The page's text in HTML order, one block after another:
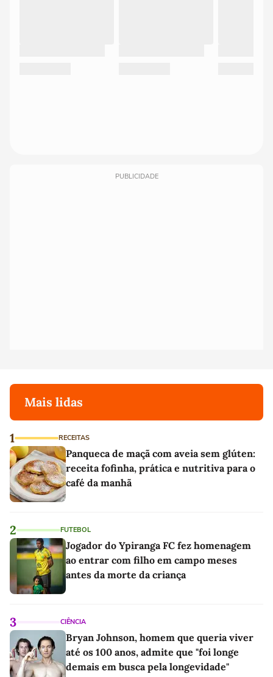
PUBLICIDADE
Mais lidas
1 RECEITAS
Panqueca de maçã com aveia sem glúten:
receita fofinha, prática e nutritiva para o
café da manhã
2 FUTEBOL
Jogador do Ypiranga FC fez homenagem
ao entrar com filho em campo meses
antes da morte da criança
3 CIÊNCIA
Bryan Johnson, homem que queria viver
até os 100 anos, admite que "foi longe
demais em busca pela longevidade"